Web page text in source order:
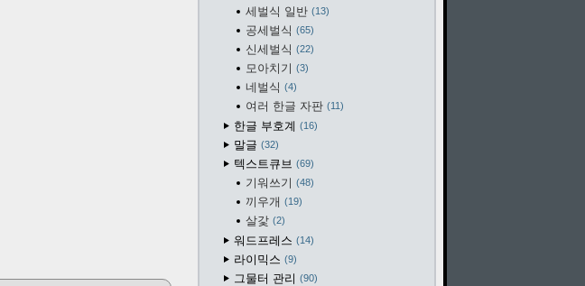
세벌식 일반 13
공세벌식 65
신세벌식 22
모아치기 3
네벌식 4
여러 한글 자판 11
한글 부호계 16
말글 32
텍스트큐브 69
기워쓰기 48
끼우개 19
살갗 2
워드프레스 14
라이믹스 9
그물터 관리 90